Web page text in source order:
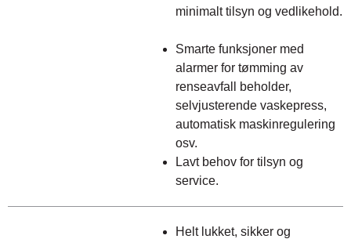
minimalt tilsyn og vedlikehold.
Smarte funksjoner med
alarmer for tømming av
renseavfall beholder,
selvjusterende vaskepress,
automatisk maskinregulering
osv.
Lavt behov for tilsyn og
service.
Helt lukket, sikker og